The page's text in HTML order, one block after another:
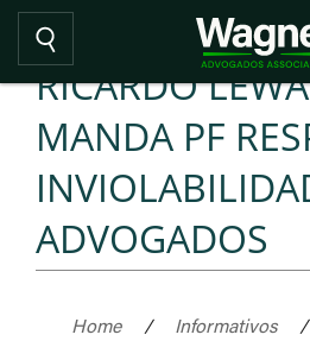
RICARDO
MANDA PF
ADVOGADOS
Home / Informativos /